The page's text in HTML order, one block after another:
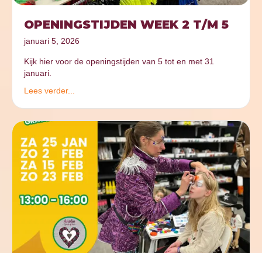
OPENINGSTIJDEN WEEK 2 T/M 5
januari 5, 2026
Kijk hier voor de openingstijden van 5 tot en met 31
januari.
Lees verder...